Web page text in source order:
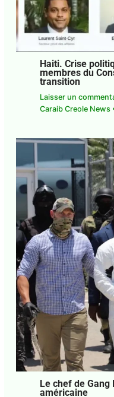
Haiti. Crise
membres du
transition
Laisser un
Caraib Creole News
Le chef de Gang
justice